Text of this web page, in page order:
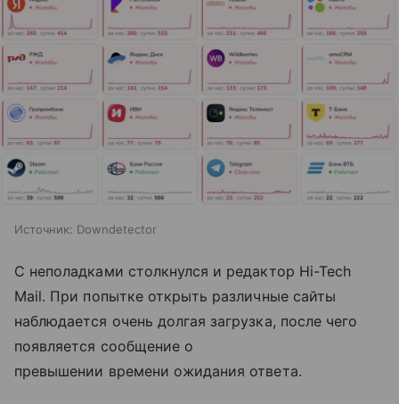
Источник: Downdetector
С неполадками столкнулся и редактор Hi-Tech
Mail. При попытке открыть различные сайты
наблюдается очень долгая загрузка, после чего
появляется сообщение о
превышении времени ожидания ответа.